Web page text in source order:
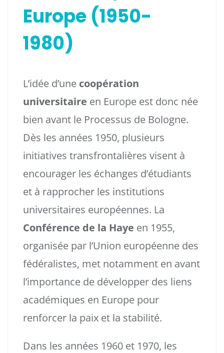
Europe (1950-
1980)
L’idée d’une coopération
universitaire en Europe est donc née
bien avant le Processus de Bologne.
Dès les années 1950, plusieurs
initiatives transfrontalières visent à
encourager les échanges d’étudiants
et à rapprocher les institutions
universitaires européennes. La
Conférence de la Haye en 1955,
organisée par l’Union européenne des
fédéralistes, met notamment en avant
l’importance de développer des liens
académiques en Europe pour
renforcer la paix et la stabilité.
Dans les années 1960 et 1970, les